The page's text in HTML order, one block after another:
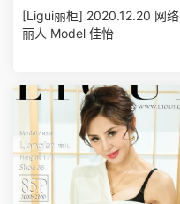
[Ligui丽柜] 2020.12.20 网络
丽人 Model 佳怡